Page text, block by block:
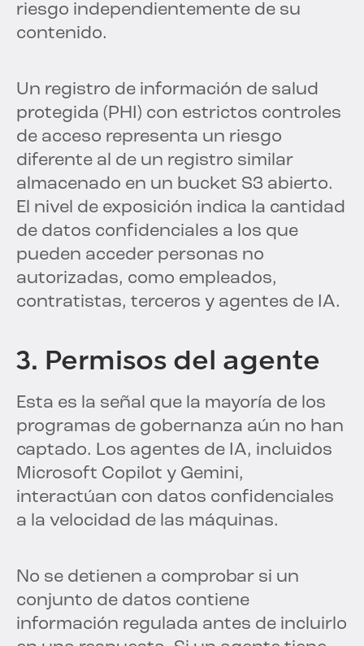
riesgo independientemente de su
contenido.
Un registro de información de salud
protegida (PHI) con estrictos controles
de acceso representa un riesgo
diferente al de un registro similar
almacenado en un bucket S3 abierto.
El nivel de exposición indica la cantidad
de datos confidenciales a los que
pueden acceder personas no
autorizadas, como empleados,
contratistas, terceros y agentes de IA.
3. Permisos del agente
Esta es la señal que la mayoría de los
programas de gobernanza aún no han
captado. Los agentes de IA, incluidos
Microsoft Copilot y Gemini,
interactúan con datos confidenciales
a la velocidad de las máquinas.
No se detienen a comprobar si un
conjunto de datos contiene
información regulada antes de incluirlo